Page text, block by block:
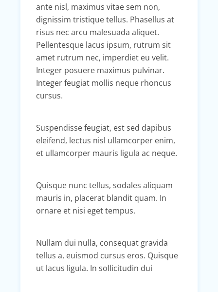
ante nisl, maximus vitae sem non,
dignissim tristique tellus. Phasellus at
risus nec arcu malesuada aliquet.
Pellentesque lacus ipsum, rutrum sit
amet rutrum nec, imperdiet eu velit.
Integer posuere maximus pulvinar.
Integer feugiat mollis neque rhoncus
cursus.
Suspendisse feugiat, est sed dapibus
eleifend, lectus nisl ullamcorper enim,
et ullamcorper mauris ligula ac neque.
Quisque nunc tellus, sodales aliquam
mauris in, placerat blandit quam. In
ornare et nisi eget tempus.
Nullam dui nulla, consequat gravida
tellus a, euismod cursus eros. Quisque
ut lacus ligula. In sollicitudin dui